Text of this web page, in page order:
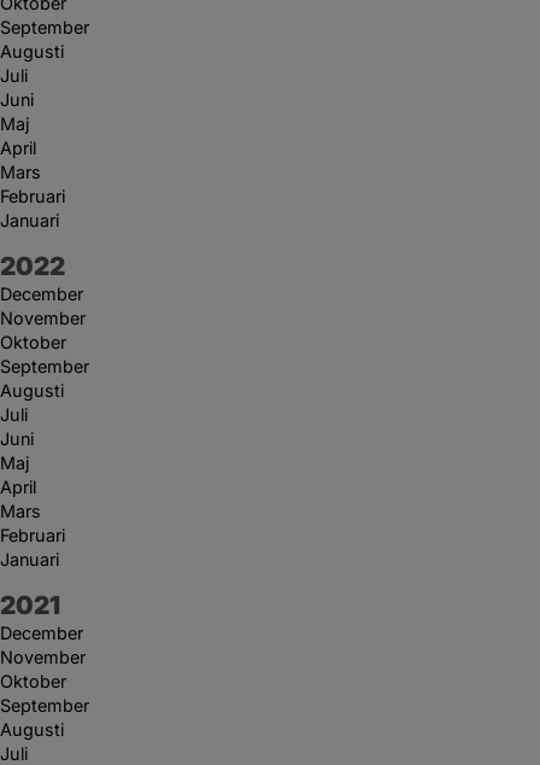
September
Augusti
Juli
Juni
Maj
April
Mars
Februari
Januari
År:
2022
December
November
Oktober
September
Augusti
Juli
Juni
Maj
April
Mars
Februari
Januari
År:
2021
December
November
Oktober
September
Augusti
Juli